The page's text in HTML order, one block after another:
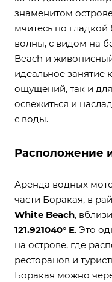
знаменитом
мчитесь по
волны, с видом на
Beach и
идеальное занятие
ощущений, так и для
освежиться и
с воды.
Расположение
Аренда водных
части Боракая, в
White Beach,
121.921040° E. Это
на острове, где
ресторанов и
Боракая можно